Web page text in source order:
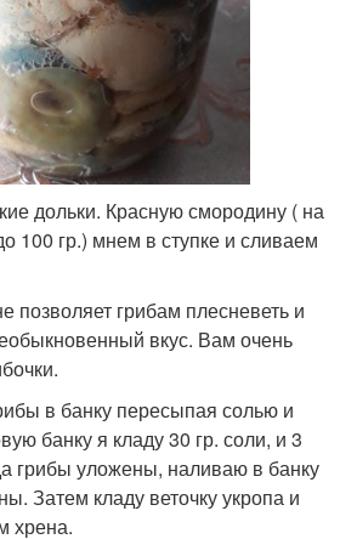
дольки. Красную смородину ( на
100 гр.) мнем в ступке и сливаем
позволяет грибам плесневеть и
вкус. Вам очень
в банку пересыпая солью и
банку я кладу 30 гр. соли, и 3
грибы уложены, наливаю в банку
Затем кладу веточку укропа и
хрена.